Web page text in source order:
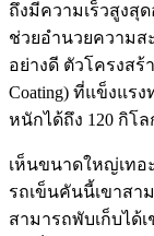
ถึงมีความเร็วสูงสุ
ช่วยอำนวยความส
อย่างดี ตัวโครงสร้
Coating) ที่แข็งแร
หนักได้ถึง 120 กิโล
เห็นขนาดใหญ่เทอ
รถเข็นคันนี้เขาสา
สามารถพับเก็บได้